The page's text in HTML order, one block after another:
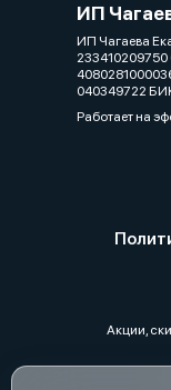
ИП
ИП Чагаева
040349722
Работает на
Акции,